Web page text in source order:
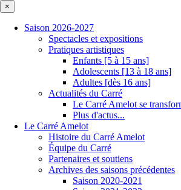
×
Saison 2026-2027
Spectacles et expositions
Pratiques artistiques
Enfants [5 à 15 ans]
Adolescents [13 à 18 ans]
Adultes [dès 16 ans]
Actualités du Carré
Le Carré Amelot se
Plus d'actus...
Le Carré Amelot
Histoire du Carré Amelot
Équipe du Carré
Partenaires et soutiens
Archives des saisons précédentes
Saison 2020-2021